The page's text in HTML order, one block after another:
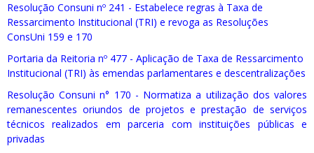
Resolução Consuni nº 241 - Estabelece regras à Taxa de
Ressarcimento Institucional (TRI) e revoga as Resoluções
ConsUni 159 e 170
Portaria da Reitoria nº 477 - Aplicação de Taxa de Ressarcimento
Institucional (TRI) às emendas parlamentares e descentralizações
Resolução Consuni n° 170 - Normatiza a utilização dos valores
remanescentes oriundos de projetos e prestação de serviços
técnicos realizados em parceria com instituições públicas e
privadas